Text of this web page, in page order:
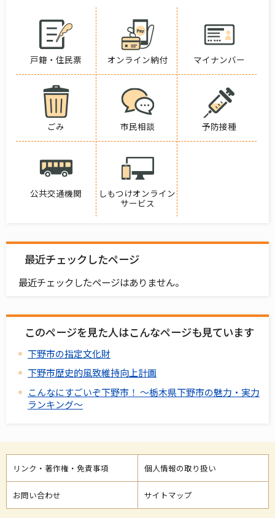
戸籍・住民票 オンライン納付 マイナンバー
ごみ 市民相談 予防接種
公共交通機関
しもつけオンライン
サービス
最近チェックしたページ
最近チェックしたページはありません。
このページを見た人はこんなページも見ています
下野市の指定文化財
下野市歴史的風致維持向上計画
こんなにすごいぞ下野市！ ～栃木県下野市の魅力・実力
ランキング～
リンク・著作権・免責事項 個人情報の取り扱い
お問い合わせ サイトマップ